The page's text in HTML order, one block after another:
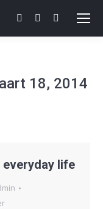
Facebook
new
X
new
Dribbble
new
18, 2014
life